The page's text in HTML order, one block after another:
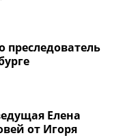
преследователь
Елена
от Игоря